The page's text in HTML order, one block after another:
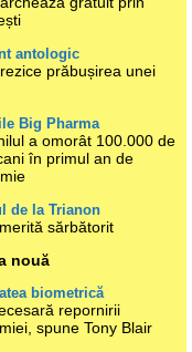
antologic
prăbușirea unei
Big Pharma
a omorât 100.000 de
în primul an de
de la Trianon
sărbătorit
nouă
biometrică
repornirii
spune Tony Blair